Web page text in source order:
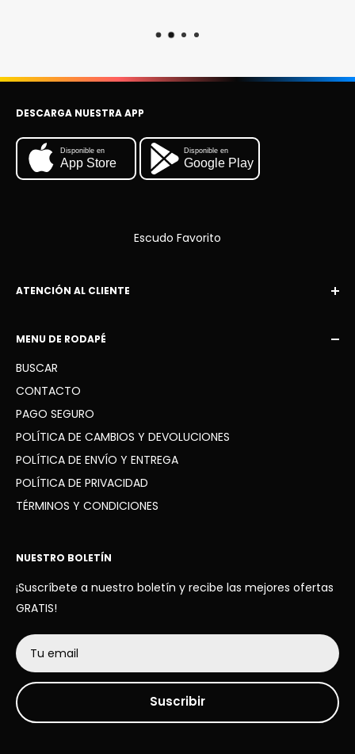
DESCARGA NUESTRA APP
Disponible en
App Store
Disponible en
Google Play
Escudo Favorito
ATENCIÓN AL CLIENTE
WhatsApp: +34 936 41 91 63
MENU DE RODAPÉ
BUSCAR
CONTACTO
PAGO SEGURO
POLÍTICA DE CAMBIOS Y DEVOLUCIONES
POLÍTICA DE ENVÍO Y ENTREGA
POLÍTICA DE PRIVACIDAD
TÉRMINOS Y CONDICIONES
NUESTRO BOLETÍN
¡Suscríbete a nuestro boletín y recibe las mejores ofertas
GRATIS!
Tu email
Suscribir